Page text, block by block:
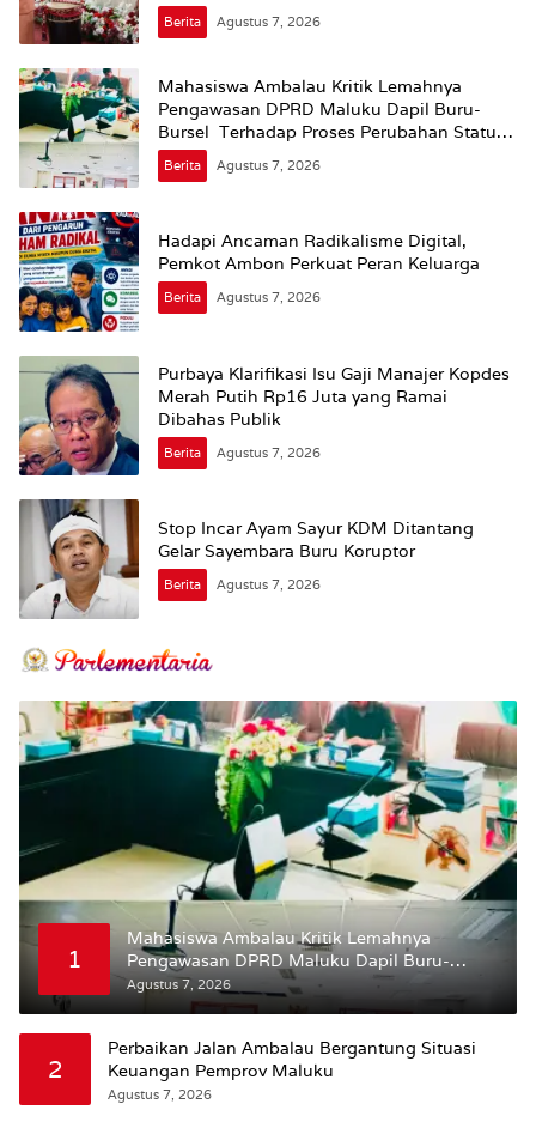
Berita Agustus 7, 2026
Mahasiswa Ambalau Kritik Lemahnya
Pengawasan DPRD Maluku Dapil Buru-
Bursel Terhadap Proses Perubahan Status
Jalan
Berita Agustus 7, 2026
Hadapi Ancaman Radikalisme Digital,
Pemkot Ambon Perkuat Peran Keluarga
Berita Agustus 7, 2026
Purbaya Klarifikasi Isu Gaji Manajer Kopdes
Merah Putih Rp16 Juta yang Ramai
Dibahas Publik
Berita Agustus 7, 2026
Stop Incar Ayam Sayur KDM Ditantang
Gelar Sayembara Buru Koruptor
Berita Agustus 7, 2026
1
Mahasiswa Ambalau Kritik Lemahnya
Pengawasan DPRD Maluku Dapil Buru-
Bursel Terhadap Proses Perubahan Status
Jalan
Agustus 7, 2026
2
Perbaikan Jalan Ambalau Bergantung Situasi
Keuangan Pemprov Maluku
Agustus 7, 2026